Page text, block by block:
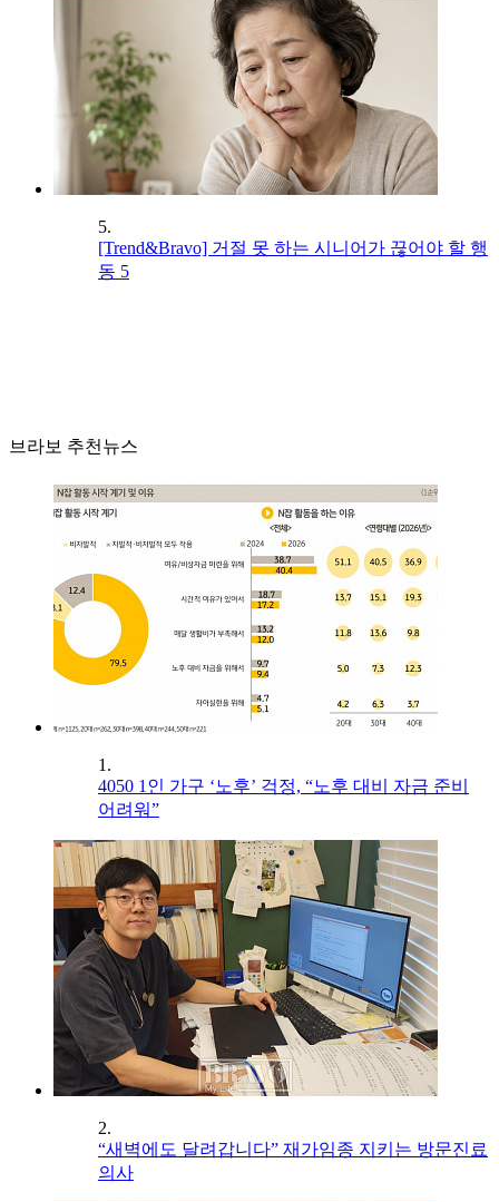
5.
[Trend&Bravo] 거절 못 하는 시니어가 끊어야 할 행
동 5
브라보 추천뉴스
1.
4050 1인 가구 ‘노후’ 걱정, “노후 대비 자금 준비
어려워”
2.
“새벽에도 달려갑니다” 재가임종 지키는 방문진료
의사